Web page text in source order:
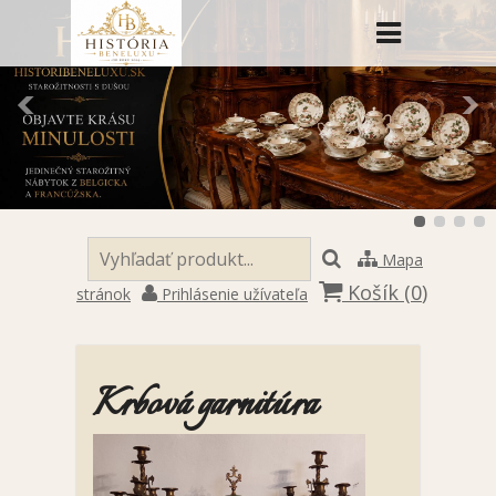
Mapa
stránok
Prihlásenie užívateľa Košík (0)
Krbová garnitúra